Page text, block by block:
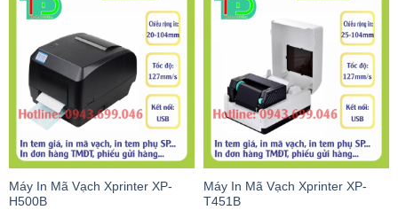
Máy In Mã Vạch Xprinter XP-
H500B
Máy In Mã Vạch Xprinter XP-
T451B